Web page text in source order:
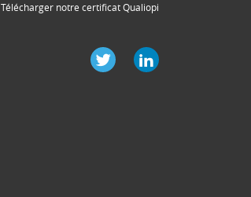
Télécharger notre certificat Qualiopi